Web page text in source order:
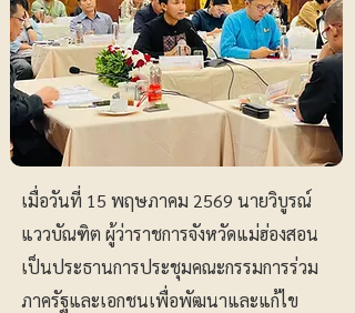
เมื่อวันที่ 15 พฤษภาคม 2569 นายวิบูรณ์
แววบัณฑิต ผู้ว่าราชการจังหวัดแม่ฮ่องสอน
เป็นประธานการประชุมคณะกรรมการร่วม
ภาครัฐและเอกชนเพื่อพัฒนาและแก้ไข